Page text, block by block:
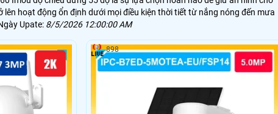
hoạt động ổn định dưới mọi điều kiện thời tiết từ nắng nóng đến mưa
Upate: 8/5/2026 12:00:00 AM
898